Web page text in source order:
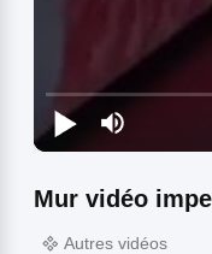
Mur vidéo
Autres vidéos